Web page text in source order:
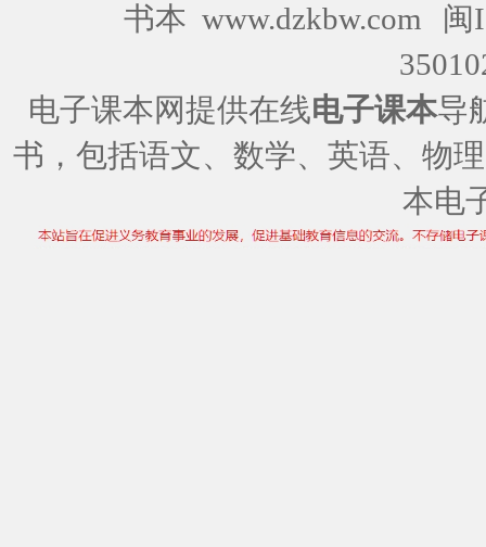
书本 www.dzkbw.com
闽
电子课本网提供在线电子课本导
书，包括语文、数学、英语、物
本电